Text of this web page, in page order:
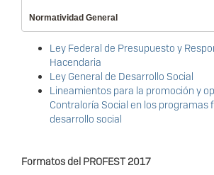
Normatividad General
Ley Federal de Presupuesto y
Hacendaria
Ley General de Desarrollo Social
Lineamientos para la promoción y
Contraloría Social en los programas
desarrollo social
Formatos del PROFEST 2017